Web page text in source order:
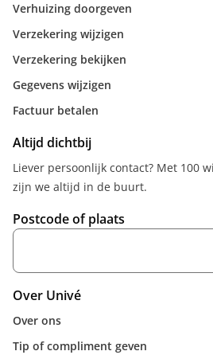
Verhuizing doorgeven
Verzekering wijzigen
Verzekering bekijken
Gegevens wijzigen
Factuur betalen
Altijd dichtbij
Liever persoonlijk contact? Met 100
zijn we altijd in de buurt.
Postcode of plaats
Over Univé
Over ons
Tip of compliment geven